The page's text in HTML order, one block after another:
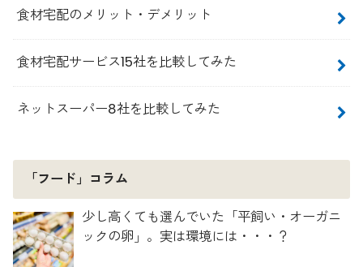
食材宅配のメリット・デメリット
食材宅配サービス15社を比較してみた
ネットスーパー8社を比較してみた
「フード」コラム
少し高くても選んでいた「平飼い・オーガニ
ックの卵」。実は環境には・・・？